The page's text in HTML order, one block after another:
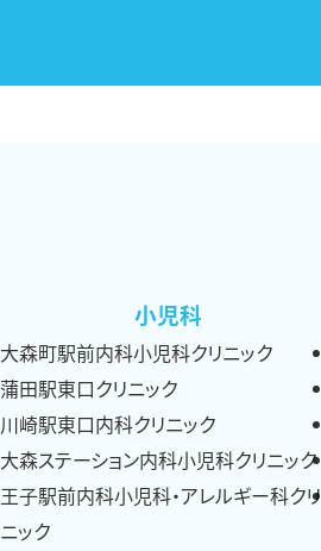
小児科
大森町駅前内科小児科クリニック
蒲田駅東口クリニック
川崎駅東口内科クリニック
大森ステーション内科小児科クリニック
王子駅前内科小児科・アレルギー科クリ
ニック